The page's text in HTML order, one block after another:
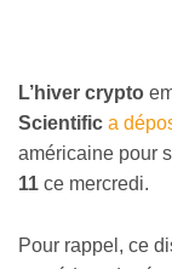
L’hiver crypto
Scientific a
américaine pour
11 ce mercredi.
Pour rappel, ce